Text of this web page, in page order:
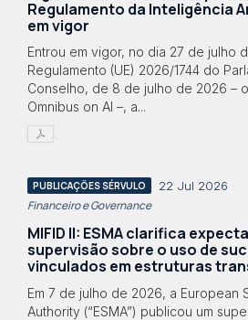
Regulamento da Inteligência
em vigor
Entrou em vigor, no dia 27 de julho
Regulamento (UE) 2026/1744 do
Conselho, de 8 de julho de 2026 –
Omnibus on AI –, a...
PUBLICAÇÕES SÉRVULO 22 Jul 2026
Financeiro e Governance
MIFID II: ESMA clarifica
supervisão sobre o uso de
vinculados em estruturas
Em 7 de julho de 2026, a European
Authority (“ESMA”) publicou um